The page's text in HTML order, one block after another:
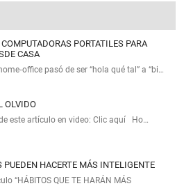
PORTATILES PARA
CASA
pasó de ser “hola qué tal” a “bi…
OLVIDO
este artículo en video: Clic aquí Ho…
PUEDEN HACERTE MÁS INTELIGENTE
“HÁBITOS QUE TE HARÁN MÁS